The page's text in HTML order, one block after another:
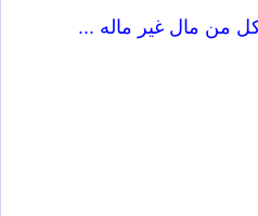
من مال غير ماله ...